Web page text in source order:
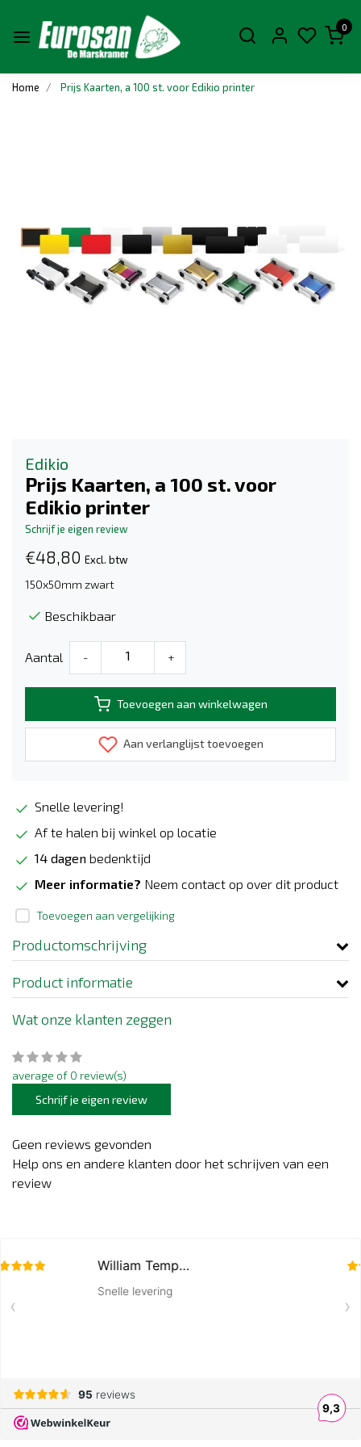
0
Home Prijs Kaarten, a 100 st. voor Edikio printer
Edikio
Prijs Kaarten, a 100 st. voor
Edikio printer
Schrijf je eigen review
€48,80 Excl. btw
150x50mm zwart
Beschikbaar
Aantal - +
Toevoegen aan winkelwagen
Aan verlanglijst toevoegen
Snelle levering!
Af te halen bij winkel op locatie
14 dagen bedenktijd
Meer informatie? Neem contact op over dit product
Toevoegen aan vergelijking
Productomschrijving
Product informatie
Wat onze klanten zeggen
average of 0 review(s)
Schrijf je eigen review
Geen reviews gevonden
Help ons en andere klanten door het schrijven van een
review